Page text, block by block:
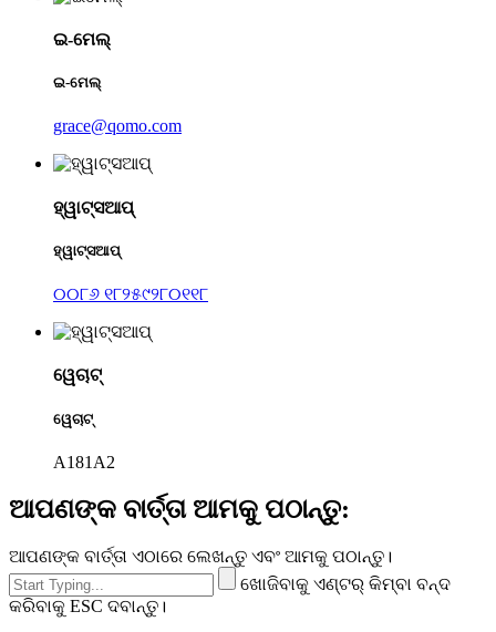
ଇ-ମେଲ୍
ଇ-ମେଲ୍
grace@qomo.com
ହ୍ୱାଟ୍ସଆପ୍
ହ୍ୱାଟ୍ସଆପ୍
୦୦୮୬ ୧୮୨୫୯୨୮୦୧୧୮
ୱେଚାଟ୍
ୱେଚାଟ୍
A181A2
ଆପଣଙ୍କ ବାର୍ତ୍ତା ଆମକୁ ପଠାନ୍ତୁ:
ଆପଣଙ୍କ ବାର୍ତ୍ତା ଏଠାରେ ଲେଖନ୍ତୁ ଏବଂ ଆମକୁ ପଠାନ୍ତୁ।
ଖୋଜିବାକୁ ଏଣ୍ଟର୍ କିମ୍ବା ବନ୍ଦ
କରିବାକୁ ESC ଦବାନ୍ତୁ।